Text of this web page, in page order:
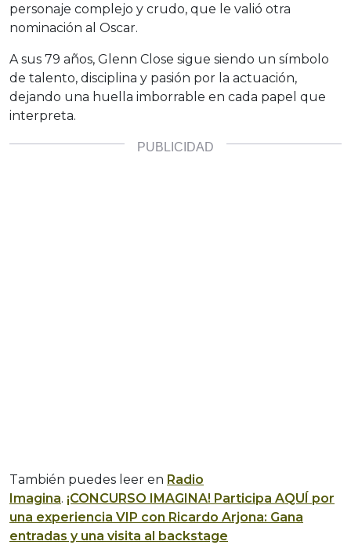
personaje complejo y crudo, que le valió otra
nominación al Oscar.
A sus 79 años, Glenn Close sigue siendo un símbolo
de talento, disciplina y pasión por la actuación,
dejando una huella imborrable en cada papel que
interpreta.
También puedes leer en Radio
Imagina. ¡CONCURSO IMAGINA! Participa AQUÍ por
una experiencia VIP con Ricardo Arjona: Gana
entradas y una visita al backstage